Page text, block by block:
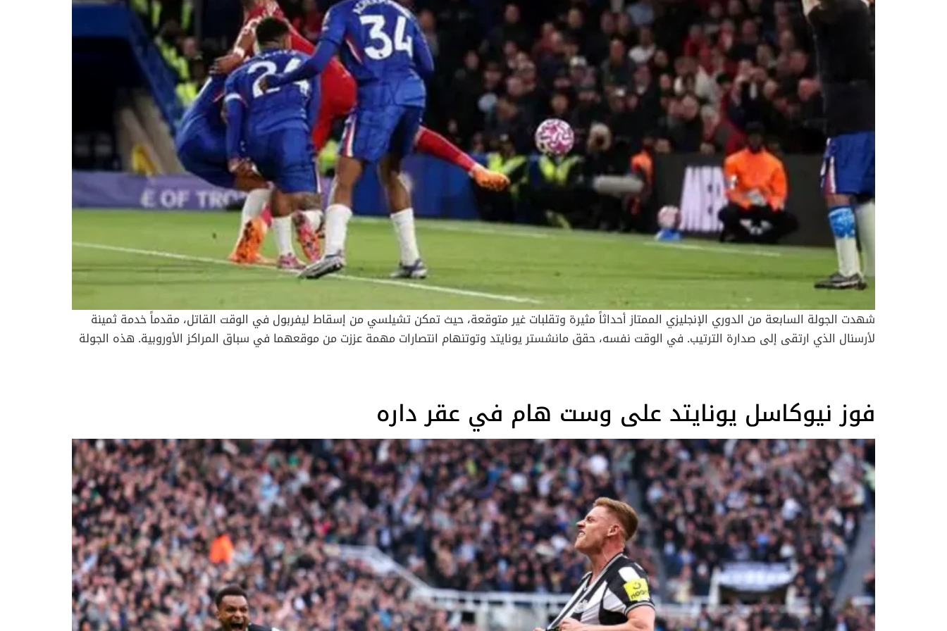
شهدت الجولة السابعة من الدوري الإنجليزي الممتاز أحداثاً مثيرة وتقلبات غير متوقعة، حيث تمكن تشيلسي من إسقاط ليفربول في الوقت القاتل، مقدماً خدمة ثمينة
لأرسنال الذي ارتقى إلى صدارة الترتيب. في الوقت نفسه، حقق مانشستر يونايتد وتوتنهام انتصارات مهمة عززت من موقعهما في سباق المراكز الأوروبية. هذه الجولة
الضائع، باغت إستيفاو الريدز بهدف انتصار البلوز في الدقيقة 90+5، ليحرم ليفربول من الصدارة. ليفربول يتراجع: خسارة مؤلمة وتجمد رصيده بهذه النتيجة، تراجع ليفربول
إلى المركز الثاني بعد أن تجمد رصيده عند 15 نقطة، خلف أرسنال. هذه الخسارة قد تؤثر على معنويات الفريق، وتدفعه لإعادة تقييم أدائه في المباريات القادمة، خاصة
بعد أن كان متصدراً للدوري. واستغل أرسنال تعثر ليفربول ليقفز إلى صدارة الدوري الإنجليزي الممتاز، بعد تغلبه على وست هام بنتيجة 2-0. افتتح الغانرز باب التسجيل عن
طريق ديكلان رايس في الدقيقة 38، ثم أضاف ساكا الهدف الثاني من ركلة جزاء في الدقيقة 67. بهذه النتيجة، ارتفع رصيد أرسنال إلى 16 نقطة في المركز الأول.
احتفل المدرب ميكيل أرتيتا بمباراته الـ300 على رأس الجهاز الفني لأرسنال، بفوز رابع توالياً، واستكمل سلسلة اللاهزيمة للمباراة الثامنة ضمن مختلف المسابقات، مما
يؤكد على استقرار وتطور أداء الفريق. وست هام يتكبد الخسارة الثالثة تكبد وست هام بقيادة مدربه البرتغالي نونو إشبيريتو سانتو خسارته الثالثة في سلسلة من 4
مباريات متتالية لم يذق فيها طعم الفوز، فتجمد رصيده عند 4 نقاط في المركز ما قبل الأخير. هذا التراجع يضع الفريق تحت ضغط كبير لتحسين نتائجه والابتعاد عن منطقة
الهبوط. توتنهام ومانشستر يونايتد… انتصارات تعزز الطموحات قفز توتنهام مؤقتاً إلى المركز الثالث بفوزه على ضيفه ليدز يونايتد بنتيجة 2-1. افتتح توتنهام التسجيل عبر
الفرنسي الشاب ماتيس تيل الذي سجل هدفه الأول هذا الموسم في الدقيقة 23. عادل ليدز النتيجة عبر السويسري نواه أوكافور في الدقيقة 34. وفي الشوط الثاني،
سجل الغاني محمد قدوس هدف الفوز لتوتنهام في الدقيقة 57، مانحاً النقاط لفريق العاصمة. رفع فريق شمال لندن رصيده إلى 14 نقطة، بالتساوي مع بورنموث
وبفارق نقطة وراء ليفربول، ما يعزز من آماله في المنافسة على المراكز الأوروبية. مانشستر يونايتد يعود للانتصارات: فوز بثنائية نظيفة على ملعب أولد ترافورد حقق
مانشستر يونايتد فوزه الثالث في 5 مباريات عندما تغلب على ضيفه سندرلاند بهدفين نظيفين. سجل مايسون ماونت هدف السبق في الدقيقة 8، وأضاف السلوفيني
فوز نيوكاسل يونايتد على وست هام في عقر داره